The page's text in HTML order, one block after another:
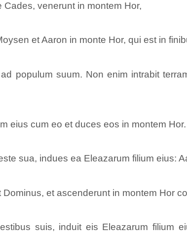
venerunt in montem Hor,
et Aaron in monte Hor, qui est in
populum suum. Non enim intrabit
eius cum eo et duces eos in montem Hor.
sua, indues ea Eleazarum filium eius:
et ascenderunt in montem Hor
suis, induit eis Eleazarum filium